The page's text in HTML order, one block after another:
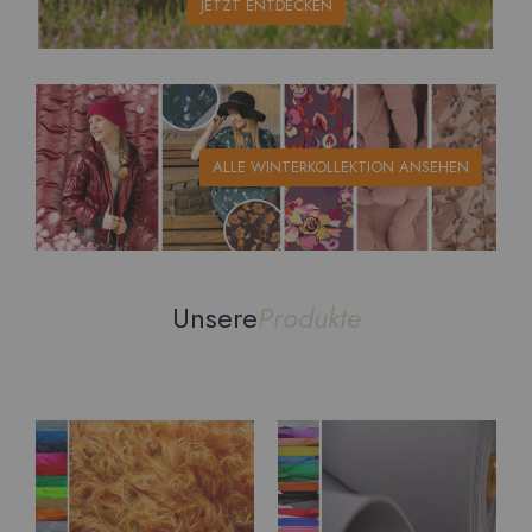
JETZT ENTDECKEN
ALLE WINTERKOLLEKTION ANSEHEN
UnsereProdukte